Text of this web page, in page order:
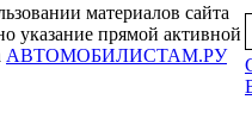
материалов сайта
указание прямой активной
АВТОМОБИЛИСТАМ.РУ